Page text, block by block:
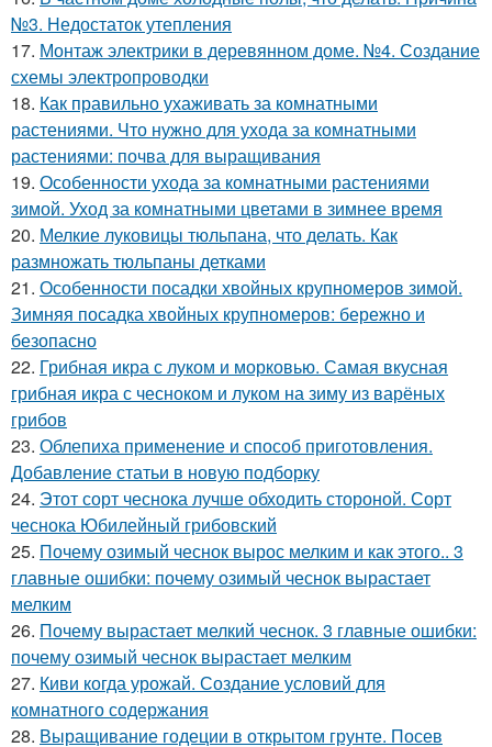
№3. Недостаток утепления
17. Монтаж электрики в деревянном доме. №4. Создание
схемы электропроводки
18. Как правильно ухаживать за комнатными
растениями. Что нужно для ухода за комнатными
растениями: почва для выращивания
19. Особенности ухода за комнатными растениями
зимой. Уход за комнатными цветами в зимнее время
20. Мелкие луковицы тюльпана, что делать. Как
размножать тюльпаны детками
21. Особенности посадки хвойных крупномеров зимой.
Зимняя посадка хвойных крупномеров: бережно и
безопасно
22. Грибная икра с луком и морковью. Самая вкусная
грибная икра с чесноком и луком на зиму из варёных
грибов
23. Облепиха применение и способ приготовления.
Добавление статьи в новую подборку
24. Этот сорт чеснока лучше обходить стороной. Сорт
чеснока Юбилейный грибовский
25. Почему озимый чеснок вырос мелким и как этого.. 3
главные ошибки: почему озимый чеснок вырастает
мелким
26. Почему вырастает мелкий чеснок. 3 главные ошибки:
почему озимый чеснок вырастает мелким
27. Киви когда урожай. Создание условий для
комнатного содержания
28. Выращивание годеции в открытом грунте. Посев